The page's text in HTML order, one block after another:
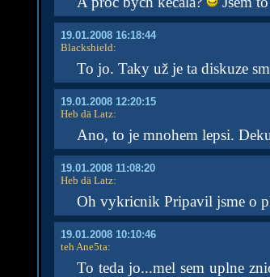
19.01.2008 16:18:44
Blackshield:
To jo. Taky už je ta diskuze
19.01.2008 12:20:15
Heb dä Latz:
Ano, to je mnohem lepsi.
19.01.2008 11:08:20
Heb dä Latz:
Oh vykricnik Pripavil jsme o
19.01.2008 10:10:46
teh Ane5ta:
To teda jo...mel sem uplne